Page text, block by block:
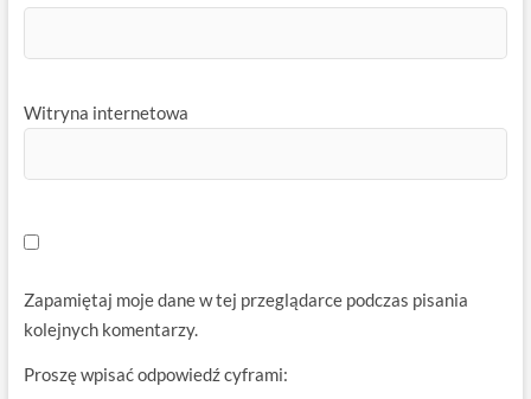
Witryna internetowa
Zapamiętaj moje dane w tej przeglądarce podczas pisania
kolejnych komentarzy.
Proszę wpisać odpowiedź cyframi: